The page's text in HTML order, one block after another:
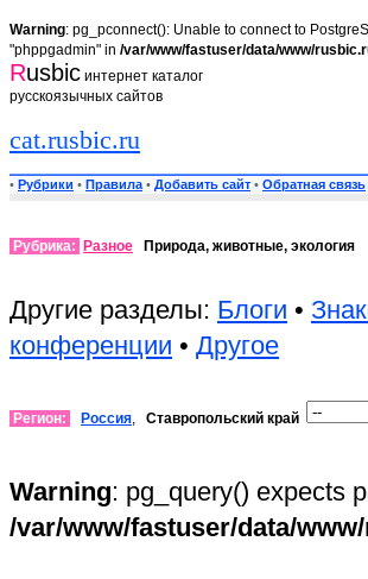
Warning: pg_pconnect(): Unable to connect to
"phppgadmin" in /var/www/fastuser/data/www/
Rusbic интернет каталог
русскоязычных сайтов
cat.rusbic.ru
• Рубрики • Правила • Добавить сайт • Обратная связь
Рубрика: Разное Природа, животные, экология
Другие разделы: Блоги •
конференции • Другое
Регион: Россия, Ставропольский край
Warning: pg_query() expects
/var/www/fastuser/data/